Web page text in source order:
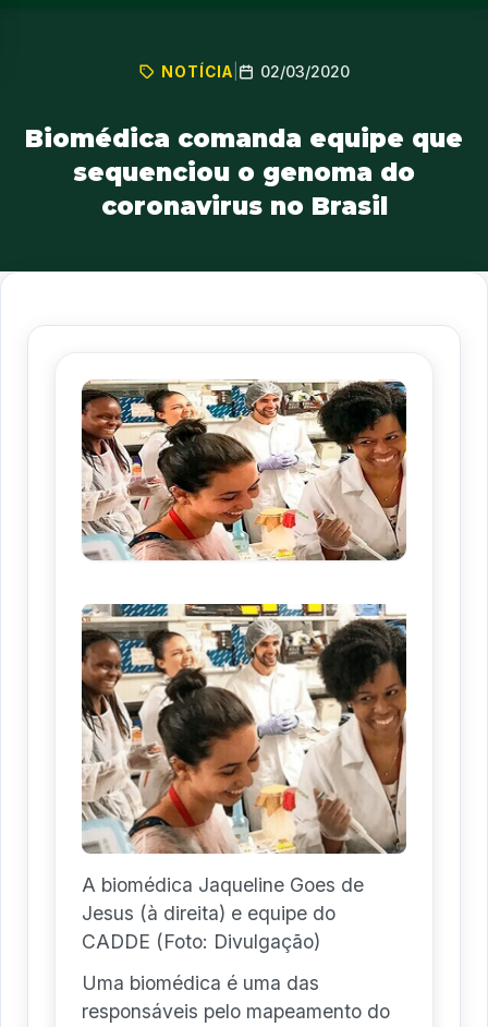
NOTÍCIA 02/03/2020
Biomédica comanda equipe que
sequenciou o genoma do
coronavirus no Brasil
A biomédica Jaqueline Goes de
Jesus (à direita) e equipe do
CADDE (Foto: Divulgação)
Uma biomédica é uma das
responsáveis pelo mapeamento do